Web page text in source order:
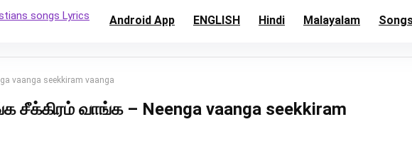
Android App ENGLISH Hindi Malayalam
vaanga seekkiram vaanga
சீக்கிரம் வாங்க – Neenga vaanga seekkiram